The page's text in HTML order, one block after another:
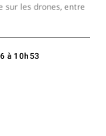
sur les drones, entre
à 10h53